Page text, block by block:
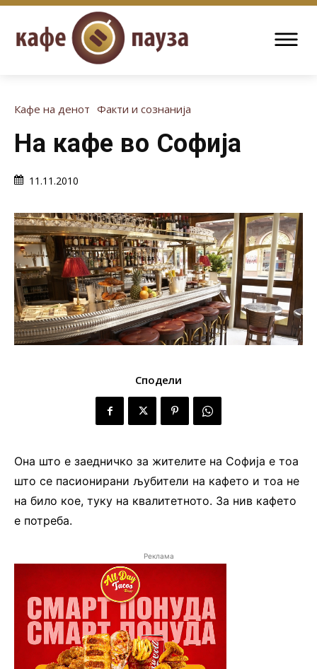
Кафе на денот Факти и сознанија
На кафе во Софија
11.11.2010
Сподели
Она што е заедничко за жителите на Софија е тоа
што се пасионирани љубители на кафето и тоа не
на било кое, туку на квалитетното. За нив кафето
е потреба.
Реклама